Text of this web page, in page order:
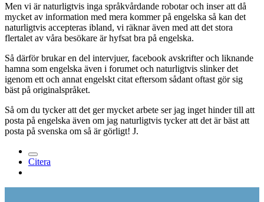
Men vi är naturligtvis inga språkvårdande robotar och inser att då
mycket av information med mera kommer på engelska så kan det
naturligtvis accepteras ibland, vi räknar även med att det stora
flertalet av våra besökare är hyfsat bra på engelska.
Så därför brukar en del intervjuer, facebook avskrifter och liknande
hamna som engelska även i forumet och naturligtvis slinker det
igenom ett och annat engelskt citat eftersom sådant oftast gör sig
bäst på originalspråket.
Så om du tycker att det ger mycket arbete ser jag inget hinder till att
posta på engelska även om jag naturligtvis tycker att det är bäst att
posta på svenska om så är görligt! J.
Citera